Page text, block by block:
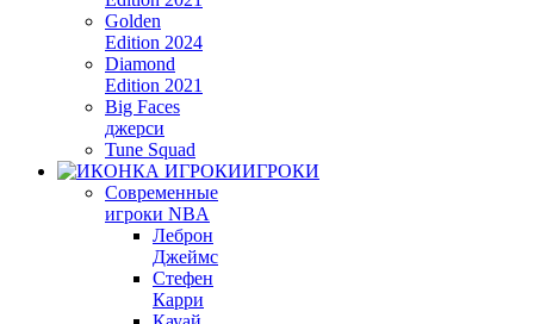
Golden
Edition 2024
Diamond
Edition 2021
Big Faces
джерси
Tune Squad
ИГРОКИ
Современные
игроки NBA
Леброн
Джеймс
Стефен
Карри